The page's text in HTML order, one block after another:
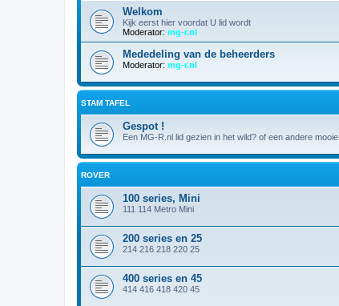
Welkom
Kijk eerst hier voordat U lid wordt
Moderator: mg-r.nl
Mededeling van de beheerders
Moderator: mg-r.nl
STAM TAFEL
Gespot !
Een MG-R.nl lid gezien in het wild? of een andere mooie
ROVER
100 series, Mini
111 114 Metro Mini
200 series en 25
214 216 218 220 25
400 series en 45
414 416 418 420 45